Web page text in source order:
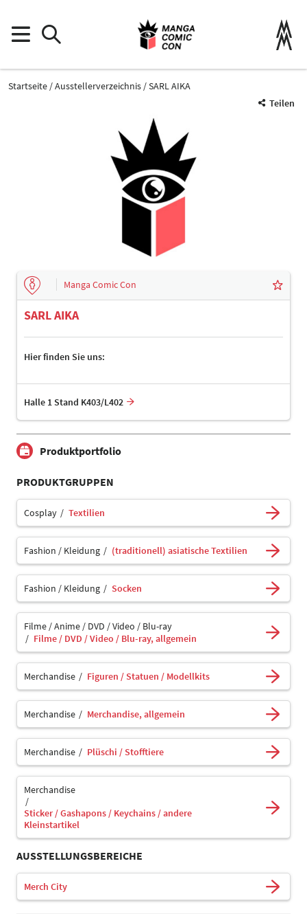
Startseite Ausstellerverzeichnis
SARL AIKA
Teilen
Manga Comic Con
SARL AIKA
Hier finden Sie uns:
Halle 1 Stand K403/L402
Produktportfolio
PRODUKTGRUPPEN
Cosplay Textilien
Fashion / Kleidung (traditionell) asiatische Textilien
Fashion / Kleidung Socken
Filme / Anime / DVD / Video / Blu-ray
Filme / DVD / Video / Blu-ray, allgemein
Merchandise Figuren / Statuen / Modellkits
Merchandise Merchandise, allgemein
Merchandise Plüschi / Stofftiere
Merchandise
Sticker / Gashapons / Keychains / andere
Kleinstartikel
AUSSTELLUNGSBEREICHE
Merch City